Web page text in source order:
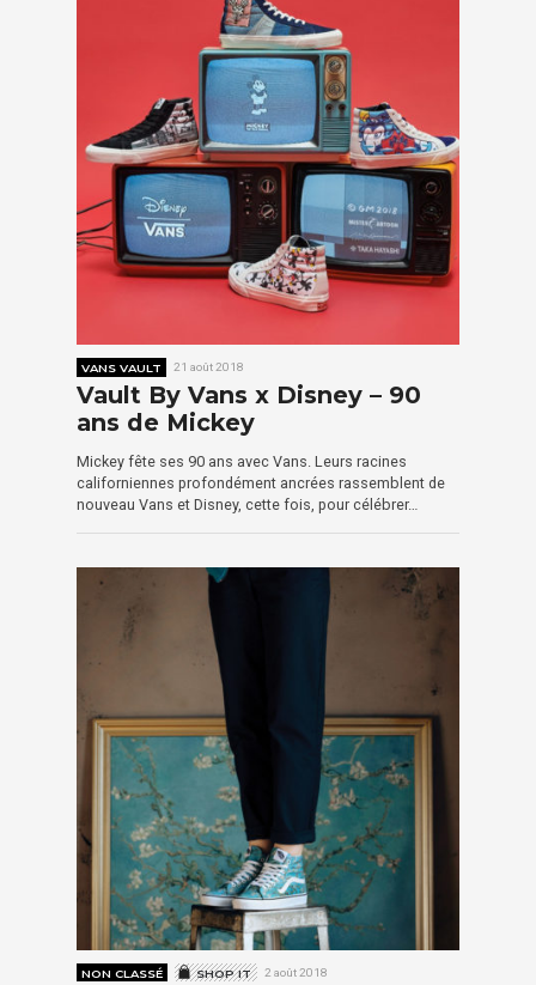
VANS VAULT 21 août 2018
Vault By Vans x Disney – 90
ans de Mickey
Mickey fête ses 90 ans avec Vans. Leurs racines
californiennes profondément ancrées rassemblent de
nouveau Vans et Disney, cette fois, pour célébrer…
NON CLASSÉ SHOP IT 2 août 2018